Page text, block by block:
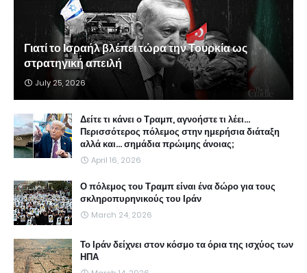
Γιατί το Ισραήλ βλέπει τώρα την Τουρκία ως
στρατηγική απειλή
July 25, 2026
Δείτε τι κάνει ο Τραμπ, αγνοήστε τι λέει...
Περισσότερος πόλεμος στην ημερήσια διάταξη
αλλά και... σημάδια πρώιμης άνοιας;
April 16, 2026
Ο πόλεμος του Τραμπ είναι ένα δώρο για τους
σκληροπυρηνικούς του Ιράν
March 24, 2026
Το Ιράν δείχνει στον κόσμο τα όρια της ισχύος των
ΗΠΑ